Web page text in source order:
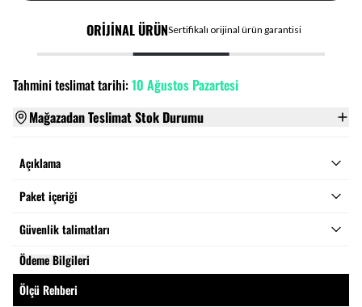
ORİJİNAL ÜRÜNSertifikalı orijinal ürün garantisi
Tahmini teslimat tarihi:10 Ağustos Pazartesi
Mağazadan Teslimat Stok Durumu
Açıklama
Paket içeriği
Güvenlik talimatları
Ödeme Bilgileri
Ölçü Rehberi